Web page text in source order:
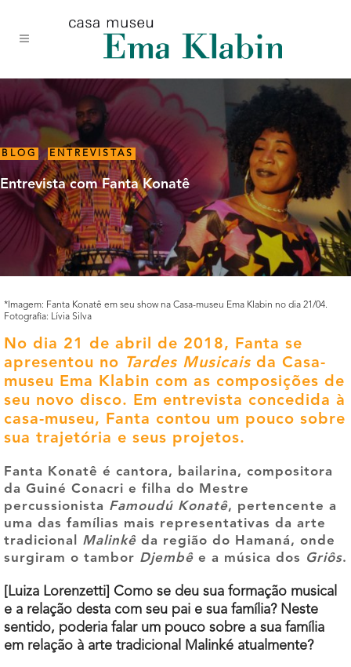
conteúdo
navegação
site
BLOG , ENTREVISTAS
Entrevista com Fanta Konatê
*Imagem: Fanta Konatê em seu show na Casa-museu Ema Klabin no dia 21/04.
Fotografia: Lívia Silva
No dia 21 de abril de 2018, Fanta se
apresentou no Tardes Musicais da Casa-
museu Ema Klabin com as composições de
seu novo disco. Em entrevista concedida à
casa-museu, Fanta contou um pouco sobre
sua trajetória e seus projetos.
Fanta Konatê é cantora, bailarina, compositora
da Guiné Conacri e filha do Mestre
percussionista Famoudú Konatê, pertencente a
uma das famílias mais representativas da arte
tradicional Malinkê da região do Hamaná, onde
surgiram o tambor Djembê e a música dos Griôs.
[Luiza Lorenzetti] Como se deu sua formação musical
e a relação desta com seu pai e sua família? Neste
sentido, poderia falar um pouco sobre a sua família
em relação à arte tradicional Malinké atualmente?